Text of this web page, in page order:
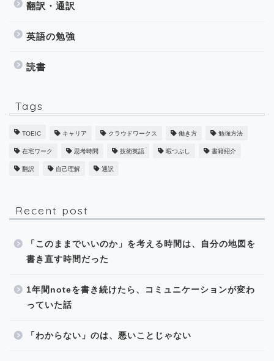
翻訳・通訳
英語の勉強
読書
Tags
TOEIC キャリア クラウドワークス 働き方 勉強方法
在宅ワーク 思考時間 技術英語 暇つぶし 書籍紹介
翻訳 自己理解 通訳
Recent post
「このままでいいのか」を考える時間は、自分の地図を
書き直す時間だった
1年間noteを書き続けたら、コミュニケーションが変わ
っていた話
「わからない」のは、悪いことじゃない